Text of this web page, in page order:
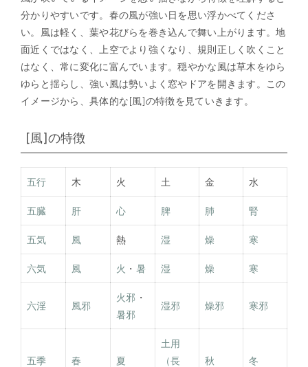
分かりやすいです。春の風が強い日を思い浮かべてくださ
い。風は軽く、葉や花びらを巻き込んで舞い上がります。地
面近くではなく、上空でより強くなり、規則正しく吹くこと
はなく、常に変化に富んでいます。穏やかな風は草木をゆら
ゆらと揺らし、強い風は勢いよく窓やドアを開きます。この
イメージから、具体的な[風]の特徴を見ていきます。
[風]の特徴
五行 木 火 土 金 水
五臓 肝 心 脾 肺 腎
五気 風 熱 湿 燥 寒
六気 風 火 ・ 暑 湿 燥 寒
六淫 風邪
火邪 ・
暑邪
湿邪 燥邪 寒邪
五季 春 夏
土用
（長
秋 冬